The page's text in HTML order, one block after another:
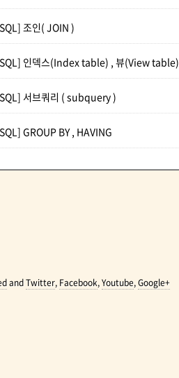
조인( JOIN )
인덱스(Index table) , 뷰(View table)
서브쿼리 ( subquery )
GROUP BY , HAVING
andTwitter, Facebook,Youtube,Google+